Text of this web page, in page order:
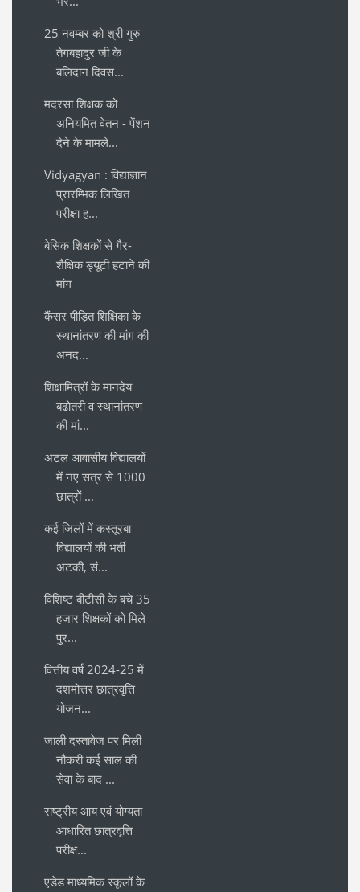
25 नवम्बर को श्री गुरु
तेगबहादुर जी के
बलिदान दिवस...
मदरसा शिक्षक को
अनियमित वेतन - पेंशन
देने के मामले...
Vidyagyan : विद्याज्ञान
प्रारम्भिक लिखित
परीक्षा ह...
बेसिक शिक्षकों से गैर-
शैक्षिक ड्यूटी हटाने की
मांग
कैंसर पीड़ित शिक्षिका के
स्थानांतरण की मांग की
अनद...
शिक्षामित्रों के मानदेय
बढोतरी व स्थानांतरण
की मां...
अटल आवासीय विद्यालयों
में नए सत्र से 1000
छात्रों ...
कई जिलों में कस्तूरबा
विद्यालयों की भर्ती
अटकी, सं...
विशिष्ट बीटीसी के बचे 35
हजार शिक्षकों को मिले
पुर...
वित्तीय वर्ष 2024-25 में
दशमोत्तर छात्रवृत्ति
योजन...
जाली दस्तावेज पर मिली
नौकरी कई साल की
सेवा के बाद ...
राष्ट्रीय आय एवं योग्यता
आधारित छात्रवृत्ति
परीक्ष...
एडेड माध्यमिक स्कूलों के